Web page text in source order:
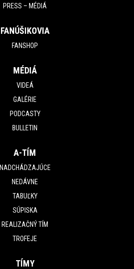
PRESS – MÉDIÁ
FANÚŠIKOVIA
FANSHOP
MÉDIÁ
VIDEÁ
GALÉRIE
PODCASTY
BULLETIN
A-TÍM
NADCHÁDZAJÚCE
NEDÁVNE
TABUĽKY
SÚPISKA
REALIZAČNÝ TÍM
TROFEJE
TÍMY